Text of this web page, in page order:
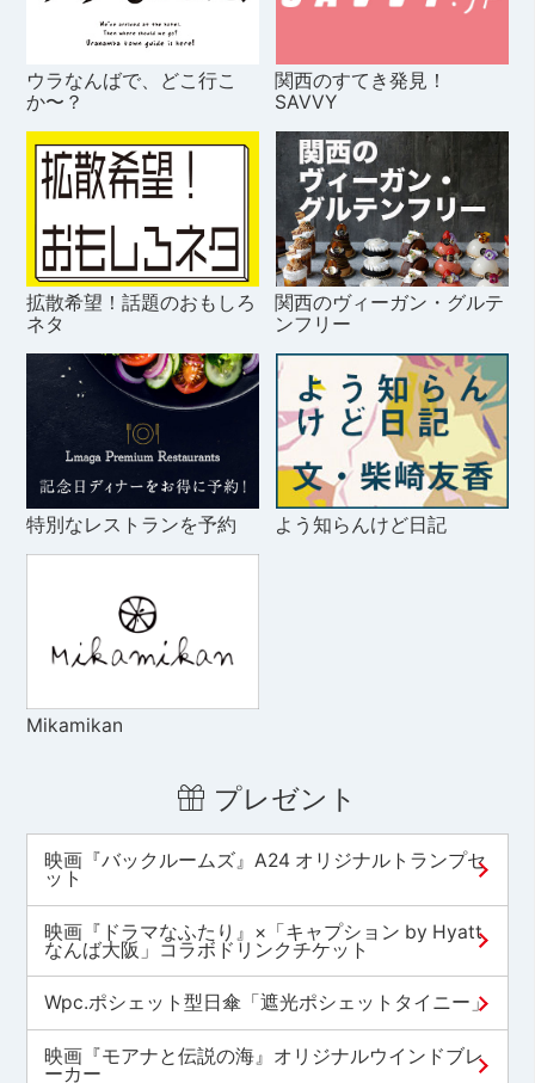
ウラなんばで、どこ行こ
か〜？
関西のすてき発見！
SAVVY
拡散希望！話題のおもしろ
ネタ
関西のヴィーガン・グルテ
ンフリー
特別なレストランを予約 よう知らんけど日記
Mikamikan
プレゼント
映画『バックルームズ』A24 オリジナルトランプセ
ット
映画『ドラマなふたり』×「キャプション by Hyatt
なんば大阪」コラボドリンクチケット
Wpc.ポシェット型日傘「遮光ポシェットタイニー」
映画『モアナと伝説の海』オリジナルウインドブレ
ーカー